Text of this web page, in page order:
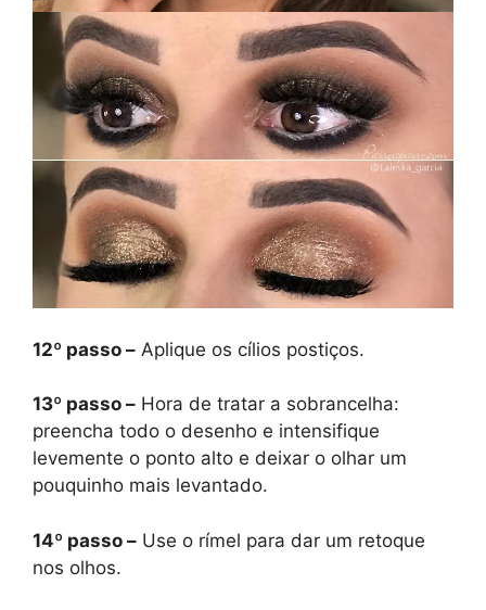
12º passo – Aplique os cílios postiços.
13º passo – Hora de tratar a sobrancelha:
preencha todo o desenho e intensifique
levemente o ponto alto e deixar o olhar um
pouquinho mais levantado.
14º passo – Use o rímel para dar um retoque
nos olhos.